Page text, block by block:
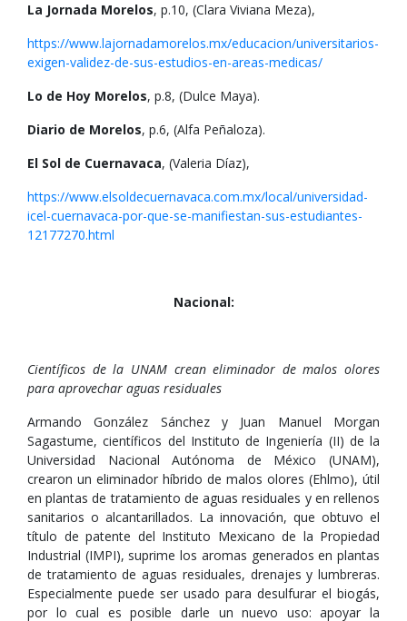
La Jornada Morelos, p.10, (Clara Viviana Meza),
https://www.lajornadamorelos.mx/educacion/universitarios-
exigen-validez-de-sus-estudios-en-areas-medicas/
Lo de Hoy Morelos, p.8, (Dulce Maya).
Diario de Morelos, p.6, (Alfa Peñaloza).
El Sol de Cuernavaca, (Valeria Díaz),
https://www.elsoldecuernavaca.com.mx/local/universidad-
icel-cuernavaca-por-que-se-manifiestan-sus-estudiantes-
12177270.html
Nacional:
Científicos de la UNAM crean eliminador de malos olores
para aprovechar aguas residuales
Armando González Sánchez y Juan Manuel Morgan
Sagastume, científicos del Instituto de Ingeniería (II) de la
Universidad Nacional Autónoma de México (UNAM),
crearon un eliminador híbrido de malos olores (Ehlmo), útil
en plantas de tratamiento de aguas residuales y en rellenos
sanitarios o alcantarillados. La innovación, que obtuvo el
título de patente del Instituto Mexicano de la Propiedad
Industrial (IMPI), suprime los aromas generados en plantas
de tratamiento de aguas residuales, drenajes y lumbreras.
Especialmente puede ser usado para desulfurar el biogás,
por lo cual es posible darle un nuevo uso: apoyar la